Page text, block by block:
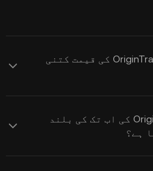
ایک OriginTrail ( TRAC ) کی قیمت کتنی
KuCoin OriginTrail ( TRAC ) کے لیے
ریئل ٹائم USD قیمت کے اپ ڈیٹس
اس کی قیمت طلب اور
OriginTrail ( TRAC ) کی اب تک کی بلند
ہے؟